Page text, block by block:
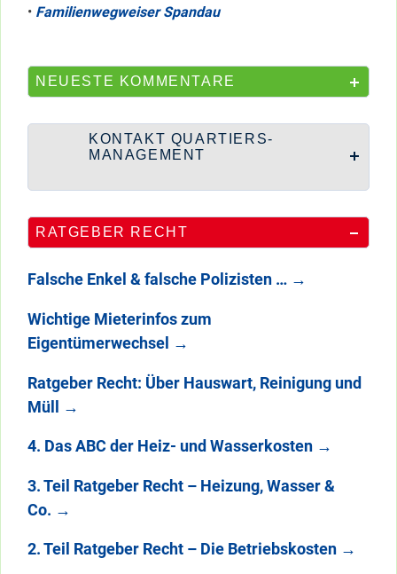
• Familienwegweiser Spandau
NEUESTE KOMMENTARE
KONTAKT QUARTIERS-
MANAGEMENT
RATGEBER RECHT
Falsche Enkel & falsche Polizisten … →
Wichtige Mieterinfos zum
Eigentümerwechsel →
Ratgeber Recht: Über Hauswart, Reinigung und
Müll →
4. Das ABC der Heiz- und Wasserkosten →
3. Teil Ratgeber Recht – Heizung, Wasser &
Co. →
2. Teil Ratgeber Recht – Die Betriebskosten →